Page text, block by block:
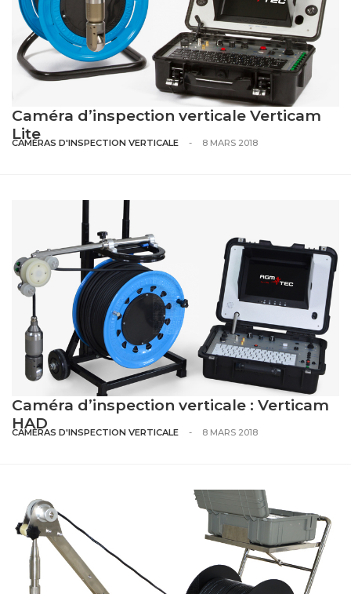
Caméra d’inspection verticale Verticam
Lite
CAMÉRAS D'INSPECTION VERTICALE - 8 MARS 2018
Caméra d’inspection verticale : Verticam
HAD
CAMÉRAS D'INSPECTION VERTICALE - 8 MARS 2018